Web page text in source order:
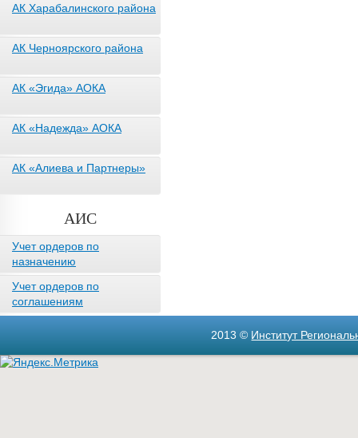
АК Харабалинского района
АК Черноярского района
АК «Эгида» АОКА
АК «Надежда» АОКА
АК «Алиева и Партнеры»
АИС
Учет ордеров по
назначению
Учет ордеров по
соглашениям
2013 © Институт